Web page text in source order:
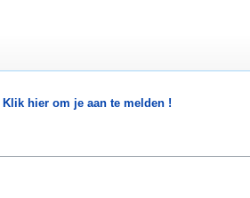
Klik hier om je aan te melden !